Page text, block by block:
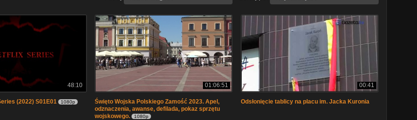
48:10
(2022) S01E01 1080p
01:06:51
Święto Wojska Polskiego Zamość 2023. Apel,
odznaczenia, awanse, defilada, pokaz sprzętu
wojskowego.
1080p
00:41
Odsłonięcie tablicy na placu im. Jacka Kuronia